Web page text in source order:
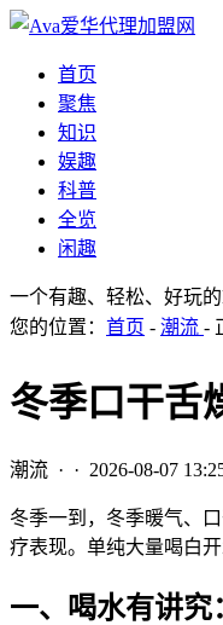
首页
聚焦
知识
娱趣
科普
全览
闲趣
一个有趣、轻松、好玩
您的位置： 首页 - 潮流 -
冬季口干舌
潮流 · · 2026-08-07
冬季一到，冬季暖气、
疗表现。单纯大量喝白
一、喝水有讲究